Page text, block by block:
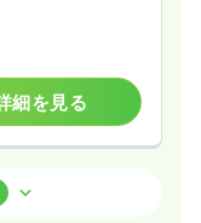
細を見る